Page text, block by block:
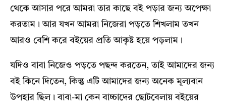
থেকে আসার পরে আমরা তার কাছে বই পড়ার জন্য অপেক্ষা
করতাম। আর যখন আমরা নিজেরা পড়তে শিখলাম তখন
আরও বেশি করে বইয়ের প্রতি আকৃষ্ট হয়ে পড়লাম।
যদিও বাবা নিজেও পড়তে পছন্দ করতেন, তাই আমাদের জন্য
বই কিনে দিতেন, কিন্তু এটি আমাদের জন্য অনেক মূল্যবান
উপহার ছিল। বাবা-মা কেন বাচ্চাদের ছোটবেলায় বইয়ের